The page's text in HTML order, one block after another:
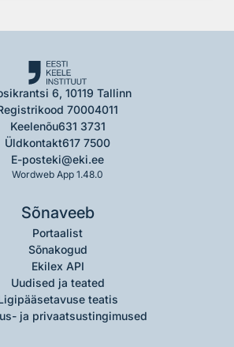
6, 10119 Tallinn
70004011
Keelenõu631 3731
Üldkontakt617 7500
E-posteki@eki.ee
Wordweb App 1.48.0
Sõnaveeb
Portaalist
Sõnakogud
Ekilex API
Uudised ja teated
teatis
ja privaatsustingimused